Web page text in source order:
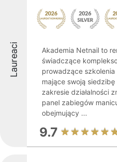
Laureaci
Akademia Netnail to
świadczące
prowadzące
mające swoją
zakresie działalności
panel zabiegów
obejmujący ...
9.7